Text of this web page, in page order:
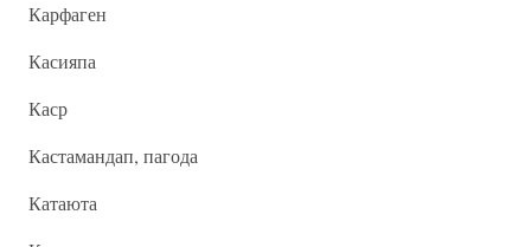
Карфаген
Касияпа
Каср
Кастамандап, пагода
Катаюта